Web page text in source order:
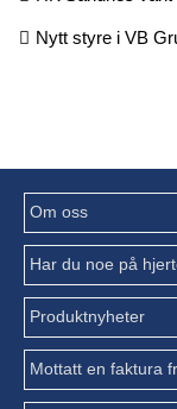
Nytt styre i VB
Om oss
Har du noe på
Produktnyheter
Mottatt en faktura